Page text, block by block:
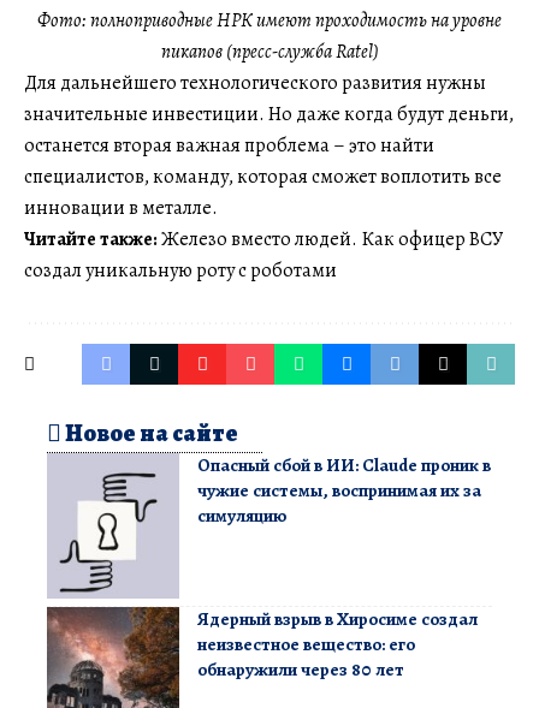
Фото: полноприводные НРК имеют проходимость на уровне
пикапов (пресс-служба Ratel)
Для дальнейшего технологического развития нужны
значительные инвестиции. Но даже когда будут деньги,
останется вторая важная проблема – это найти
специалистов, команду, которая сможет воплотить все
инновации в металле.
Читайте также:Железо вместо людей. Как офицер ВСУ
создал уникальную роту с роботами
Новое на сайте
Опасный сбой в ИИ: Claude проник в
чужие системы, воспринимая их за
симуляцию
Ядерный взрыв в Хиросиме создал
неизвестное вещество: его
обнаружили через 80 лет